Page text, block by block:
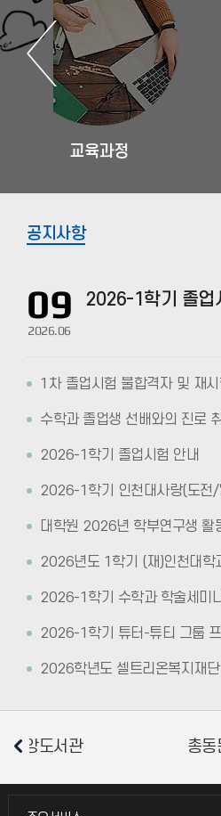
공지사항
2026-1학기 졸업
09
2026.06
1차 졸업시험 불합격자 및 재
수학과 졸업생 선배와의 진로
2026-1학기 졸업시험 안내
2026-1학기 인천대사랑(도전/
2026-1학기 수학과 학술세
2026-1학기 튜터-튜티 그룹
2026학년도 셀트리온복지재